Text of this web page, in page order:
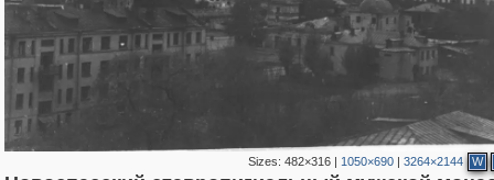
Sizes:482×316 | 1050×690 |3264×2144 W